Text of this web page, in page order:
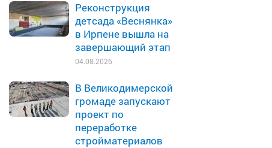
Реконструкция
детсада «Веснянка»
в Ирпене вышла на
завершающий этап
04.08.2026
В Великодимерской
громаде запускают
проект по
переработке
стройматериалов